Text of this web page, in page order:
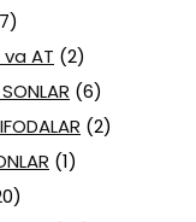
AT (2)
(6)
(2)
(1)